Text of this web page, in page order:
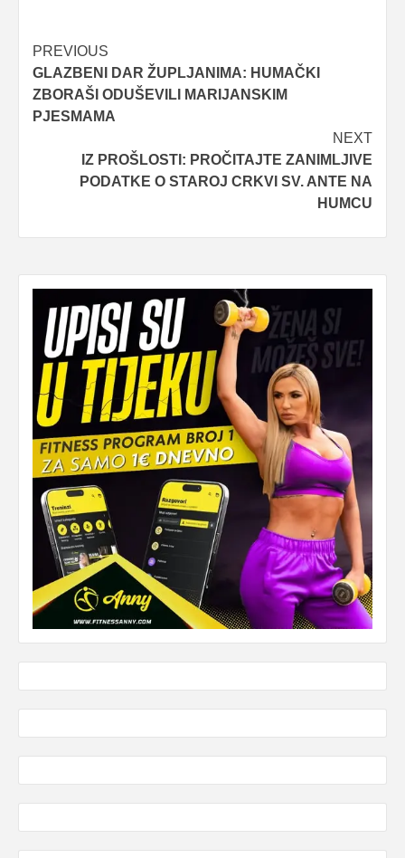
Post
navigation
PREVIOUS
GLAZBENI DAR ŽUPLJANIMA: HUMAČKI
ZBORAŠI ODUŠEVILI MARIJANSKIM
PJESMAMA
NEXT
IZ PROŠLOSTI: PROČITAJTE ZANIMLJIVE
PODATKE O STAROJ CRKVI SV. ANTE NA
HUMCU